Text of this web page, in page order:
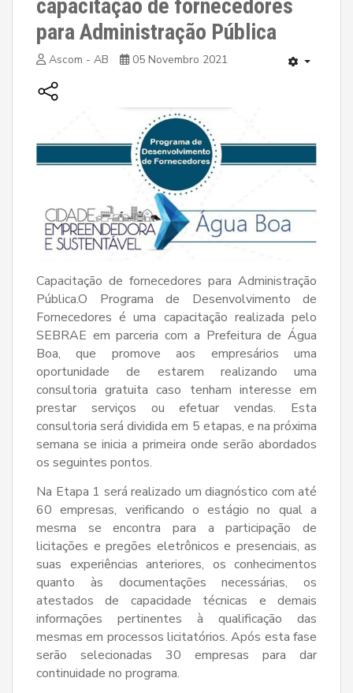
capacitação de fornecedores
para Administração Pública
Ascom - AB 05 Novembro 2021
Capacitação de fornecedores para Administração
Pública.O Programa de Desenvolvimento de
Fornecedores é uma capacitação realizada pelo
SEBRAE em parceria com a Prefeitura de Água
Boa, que promove aos empresários uma
oportunidade de estarem realizando uma
consultoria gratuita caso tenham interesse em
prestar serviços ou efetuar vendas. Esta
consultoria será dividida em 5 etapas, e na próxima
semana se inicia a primeira onde serão abordados
os seguintes pontos.
Na Etapa 1 será realizado um diagnóstico com até
60 empresas, verificando o estágio no qual a
mesma se encontra para a participação de
licitações e pregões eletrônicos e presenciais, as
suas experiências anteriores, os conhecimentos
quanto às documentações necessárias, os
atestados de capacidade técnicas e demais
informações pertinentes à qualificação das
mesmas em processos licitatórios. Após esta fase
serão selecionadas 30 empresas para dar
continuidade no programa.